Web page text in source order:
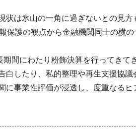
は氷山の一角に過ぎないとの見方
護の観点から金融機関同士の横
間にわたり粉飾決算を行ってき
したり、私的整理や再生支援協議
事業性評価が浸透し、度重なる